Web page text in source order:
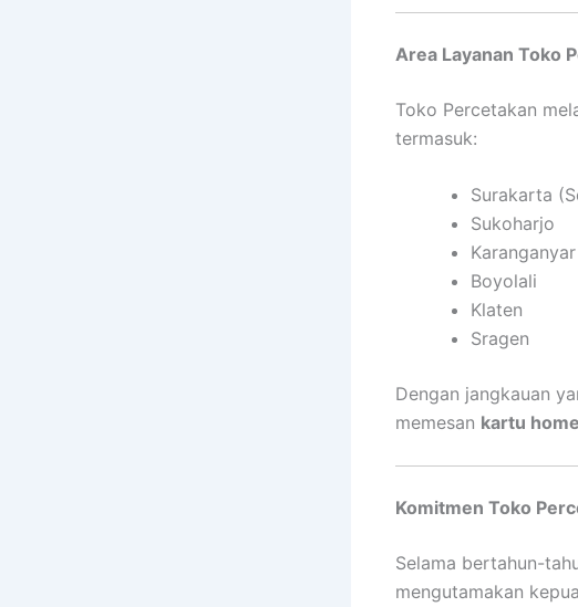
Area Layanan Toko
Toko Percetakan
termasuk:
Surakarta
Sukoharjo
Karanganyar
Boyolali
Klaten
Sragen
Dengan jangkauan
memesan kartu
Komitmen Toko
Selama bertahun-
mengutamakan